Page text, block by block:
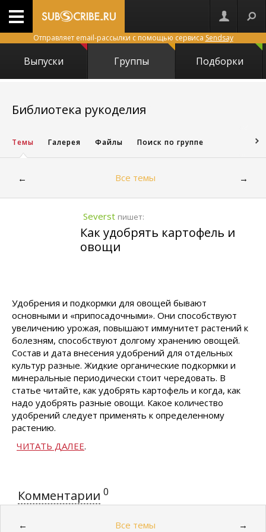
Отправляет email-рассылки с помощью сервиса Sendsay
Выпуски Группы Подборки
Библиотека рукоделия
Темы Галерея Файлы Поиск по группе
← Все темы →
Severst пишет:
Как удобрять картофель и
овощи
Удобрения и подкормки для овощей бывают
основными и «припосадочными». Они способствуют
увеличению урожая, повышают иммунитет растений к
болезням, способствуют долгому хранению овощей.
Состав и дата внесения удобрений для отдельных
культур разные. Жидкие органические подкормки и
минеральные периодически стоит чередовать. В
статье читайте, как удобрять картофель и когда, как
надо удобрять разные овощи. Какое количество
удобрений следует применять к определенному
растению.
ЧИТАТЬ ДАЛЕЕ.
Комментарии 0
← Все темы →